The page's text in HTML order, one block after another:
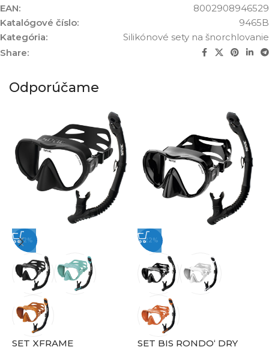
EAN:
8002908946529
Katalógové číslo:
9465B
Kategória:
Silikónové sety na šnorchlovanie
Share:
Odporúčame
-22%
SET XFRAME
-22%
SET BIS RONDO‘ DRY